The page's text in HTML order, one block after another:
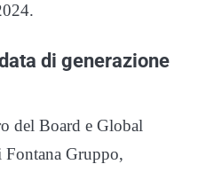
di generazione
del Board e Global
Gruppo,